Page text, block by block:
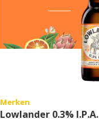
Merken
Lowlander 0.3% I.P.A.